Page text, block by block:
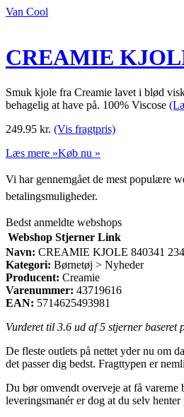
Van Cool
CREAMIE
Smuk kjole fra Creamie lavet i blød
behagelig at have på. 100% Viscose
249.95 kr. (Vis fragtpris)
Læs mere »Køb nu »
Vi har gennemgået de mest populære
betalingsmuligheder.
Bedst anmeldte webshops
Webshop Stjerner Link
Navn: CREAMIE KJOLE 840341
Kategori: Børnetøj > Nyheder
Producent: Creamie
Varenummer: 43719616
EAN: 5714625493981
Vurderet til 3.6 ud af 5 stjerner baseret
De fleste outlets på nettet yder nu om
det passer dig bedst. Fragttypen er
Du bør omvendt overveje at få varerne
leveringsmanér er dog at du selv